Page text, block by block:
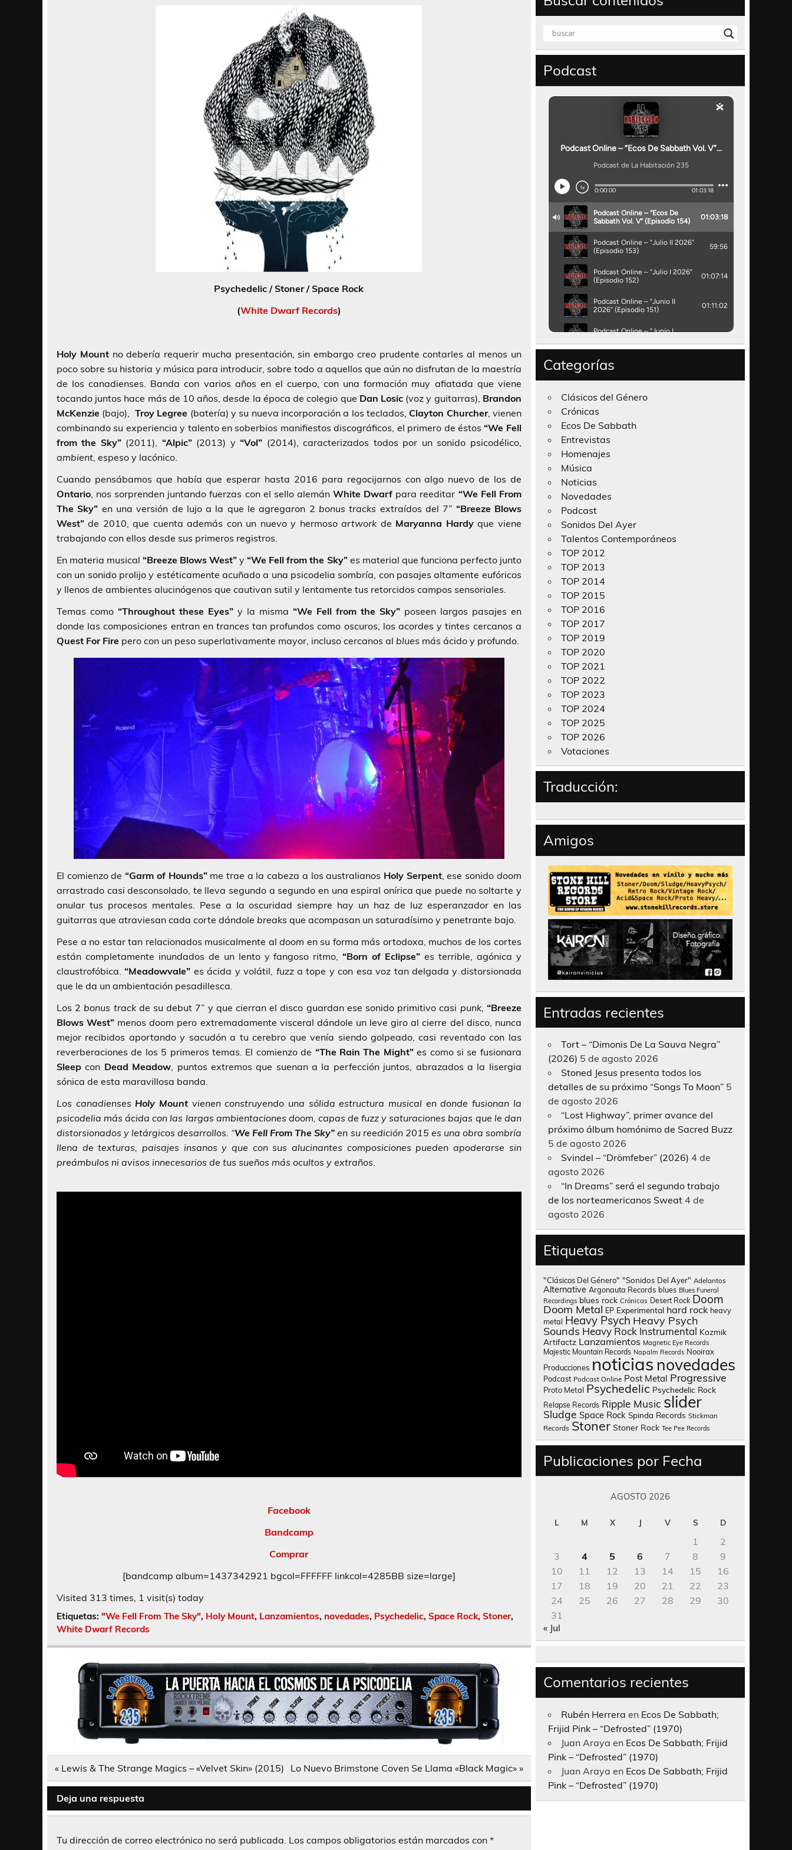
Psychedelic / Stoner / Space Rock
(White Dwarf Records)
Holy Mountno debería requerir mucha presentación, sin embargo creo prudente contarles al menos un
poco sobre su historia y música para introducir, sobre todo a aquellos que aún no disfrutan de la maestría
de los canadienses. Banda con varios años en el cuerpo, con una formación muy afiatada que viene
tocando juntos hace más de 10 años, desde la época de colegio que Dan Losic(voz y guitarras), Brandon
McKenzie (bajo), Troy Legree (batería) y su nueva incorporación a los teclados,Clayton Churcher, vienen
combinando su experiencia y talento en soberbios manifiestos discográficos, el primero de éstos“We Fell
from the Sky”(2011), “Alpic”(2013) y“Vol” (2014), caracterizados todos por un sonido psicodélico,
ambient, espeso y lacónico.
Cuando pensábamos que había que esperar hasta 2016 para regocijarnos con algo nuevo de los de
Ontario, nos sorprenden juntando fuerzas con el sello alemánWhite Dwarf para reeditar “We Fell From
The Sky” en una versión de lujo a la que le agregaron 2 bonus tracks extraídos del 7” “Breeze Blows
West” de 2010, que cuenta además con un nuevo y hermosoartwork de Maryanna Hardyque viene
trabajando con ellos desde sus primeros registros.
En materia musical“Breeze Blows West” y“We Fell from the Sky”es material que funciona perfecto junto
con un sonido prolijo y estéticamente acuñado a una psicodelia sombría, con pasajes altamente eufóricos
y llenos de ambientes alucinógenos que cautivan sutil y lentamente tus retorcidos campos sensoriales.
Temas como “Throughout these Eyes”y la misma “We Fell from the Sky”poseen largos pasajes en
donde las composiciones entran en trances tan profundos como oscuros, los acordes y tintes cercanos a
Quest For Fire pero con un peso superlativamente mayor, incluso cercanos al blues más ácido y profundo.
El comienzo de“Garm of Hounds”me trae a la cabeza a los australianos Holy Serpent, ese sonido doom
arrastrado casi desconsolado, te lleva segundo a segundo en una espiral onírica que puede no soltarte y
anular tus procesos mentales. Pese a la oscuridad siempre hay un haz de luz esperanzador en las
guitarras que atraviesan cada corte dándole breaks que acompasan un saturadísimo y penetrante bajo.
Pese a no estar tan relacionados musicalmente aldoom en su forma más ortodoxa, muchos de los cortes
están completamente inundados de un lento y fangoso ritmo,“Born of Eclipse” es terrible, agónica y
claustrofóbica.“Meadowvale” es ácida y volátil, fuzza tope y con esa voz tan delgada y distorsionada
que le da un ambientación pesadillesca.
Los 2 bonus trackde su debut 7” y que cierran el disco guardan ese sonido primitivo casi punk, “Breeze
Blows West” menosdoom pero extremadamente visceral dándole un leve giro al cierre del disco, nunca
mejor recibidos aportando y sacudón a tu cerebro que venía siendo golpeado, casi reventado con las
reverberaciones de los 5 primeros temas. El comienzo de “The Rain The Might”es como si se fusionara
Sleep con Dead Meadow, puntos extremos que suenan a la perfección juntos, abrazados a la lisergia
sónica de esta maravillosa banda.
Los canadienses Holy Mount vienen construyendo una sólida estructura musical en donde fusionan la
psicodelia más ácida con las largas ambientaciones doom, capas de fuzz y saturaciones bajas que le dan
distorsionados y letárgicos desarrollos. “We Fell From The Sky” en su reedición 2015 es una obra sombría
llena de texturas, paisajes insanos y que con sus alucinantes composiciones pueden apoderarse sin
preámbulos ni avisos innecesarios de tus sueños más ocultos y extraños.
Facebook
Bandcamp
Comprar
[bandcamp album=1437342921 bgcol=FFFFFF linkcol=4285BB size=large]
Visited 313 times, 1 visit(s) today
Etiquetas: "We Fell From The Sky", Holy Mount, Lanzamientos, novedades, Psychedelic, Space Rock, Stoner,
White Dwarf Records
Navegación
entradas
« Lewis & The Strange Magics – «Velvet Skin» (2015) Lo Nuevo Brimstone Coven Se Llama «Black Magic» »
Deja una respuesta
Tu dirección de correo electrónico no será publicada. Los campos obligatorios están marcados con *
Podcast
Categorías
Clásicos del Género
Crónicas
Ecos De Sabbath
Entrevistas
Homenajes
Música
Noticias
Novedades
Podcast
Sonidos Del Ayer
Talentos Contemporáneos
TOP 2012
TOP 2013
TOP 2014
TOP 2015
TOP 2016
TOP 2017
TOP 2019
TOP 2020
TOP 2021
TOP 2022
TOP 2023
TOP 2024
TOP 2025
TOP 2026
Votaciones
Traducción:
Amigos
Entradas recientes
Tort – “Dimonis De La Sauva Negra”
(2026) 5 de agosto 2026
Stoned Jesus presenta todos los
detalles de su próximo “Songs To Moon” 5
de agosto 2026
“Lost Highway”, primer avance del
próximo álbum homónimo de Sacred Buzz
5 de agosto 2026
Svindel – “Drömfeber” (2026) 4 de
agosto 2026
“In Dreams” será el segundo trabajo
de los norteamericanos Sweat 4 de
agosto 2026
Etiquetas
"Clásicos Del Género" "Sonidos Del Ayer" Adelantos
Alternative Argonauta Records blues Blues Funeral
Recordings blues rock Crónicas Desert Rock Doom
Doom Metal EP Experimental hard rock heavy
metal Heavy Psych Heavy Psych
Sounds Heavy Rock Instrumental Kozmik
Artifactz Lanzamientos Magnetic Eye Records
Majestic Mountain Records Napalm Records Nooirax
Producciones noticias novedades
Podcast Podcast Online Post Metal Progressive
Proto Metal Psychedelic Psychedelic Rock
Relapse Records Ripple Music slider
Sludge Space Rock Spinda Records Stickman
Records Stoner Stoner Rock Tee Pee Records
Publicaciones por Fecha
AGOSTO 2026
L M X J V S D
1
2
3
4 5 6 7 8
9
10
11 12 13 14 15
16
17
18 19 20 21 22
23
24
25 26 27 28 29
30
31
« Jul
Comentarios recientes
Rubén Herrera en Ecos De Sabbath;
Frijid Pink – “Defrosted” (1970)
Juan Araya en Ecos De Sabbath; Frijid
Pink – “Defrosted” (1970)
Juan Araya en Ecos De Sabbath; Frijid
Pink – “Defrosted” (1970)